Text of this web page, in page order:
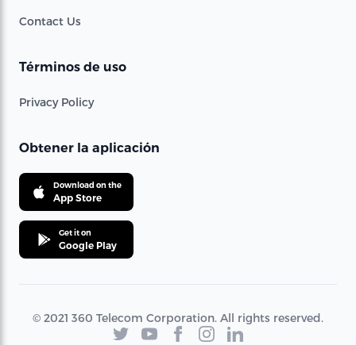
Contact Us
Términos de uso
Privacy Policy
Obtener la aplicación
Download on the
App Store
Get it on
Google Play
© 2021 360 Telecom Corporation. All rights reserved.